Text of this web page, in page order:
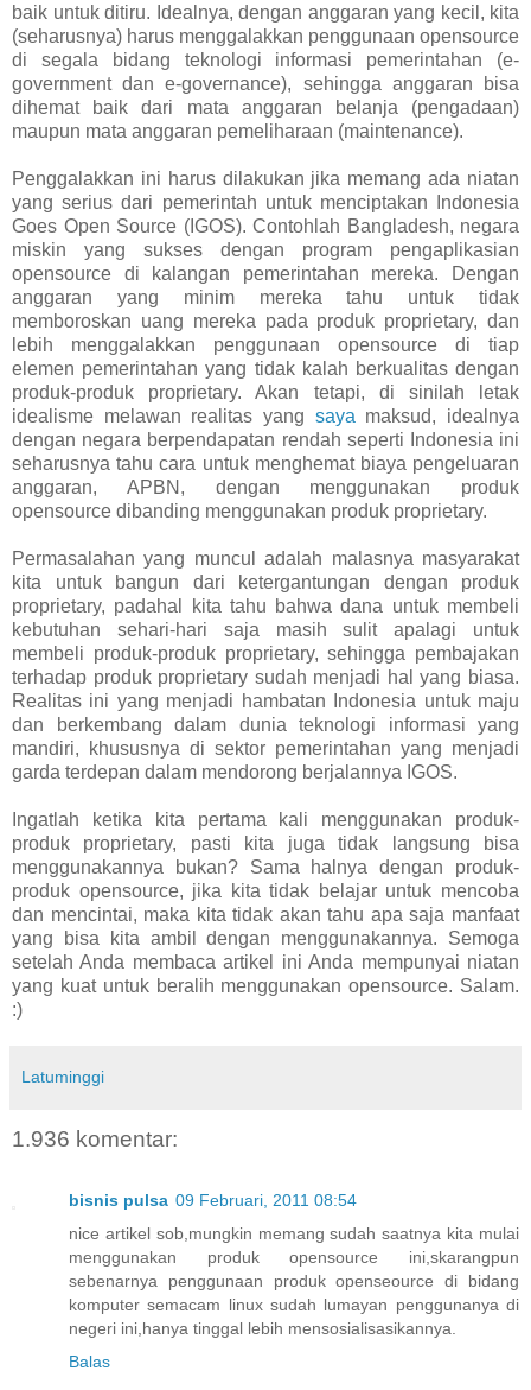
baik untuk ditiru. Idealnya, dengan anggaran yang kecil, kita
(seharusnya) harus menggalakkan penggunaan opensource
di segala bidang teknologi informasi pemerintahan (e-
government dan e-governance), sehingga anggaran bisa
dihemat baik dari mata anggaran belanja (pengadaan)
maupun mata anggaran pemeliharaan (maintenance).
Penggalakkan ini harus dilakukan jika memang ada niatan
yang serius dari pemerintah untuk menciptakan Indonesia
Goes Open Source (IGOS). Contohlah Bangladesh, negara
miskin yang sukses dengan program pengaplikasian
opensource di kalangan pemerintahan mereka. Dengan
anggaran yang minim mereka tahu untuk tidak
memboroskan uang mereka pada produk proprietary, dan
lebih menggalakkan penggunaan opensource di tiap
elemen pemerintahan yang tidak kalah berkualitas dengan
produk-produk proprietary. Akan tetapi, di sinilah letak
idealisme melawan realitas yang saya maksud, idealnya
dengan negara berpendapatan rendah seperti Indonesia ini
seharusnya tahu cara untuk menghemat biaya pengeluaran
anggaran, APBN, dengan menggunakan produk
opensource dibanding menggunakan produk proprietary.
Permasalahan yang muncul adalah malasnya masyarakat
kita untuk bangun dari ketergantungan dengan produk
proprietary, padahal kita tahu bahwa dana untuk membeli
kebutuhan sehari-hari saja masih sulit apalagi untuk
membeli produk-produk proprietary, sehingga pembajakan
terhadap produk proprietary sudah menjadi hal yang biasa.
Realitas ini yang menjadi hambatan Indonesia untuk maju
dan berkembang dalam dunia teknologi informasi yang
mandiri, khususnya di sektor pemerintahan yang menjadi
garda terdepan dalam mendorong berjalannya IGOS.
Ingatlah ketika kita pertama kali menggunakan produk-
produk proprietary, pasti kita juga tidak langsung bisa
menggunakannya bukan? Sama halnya dengan produk-
produk opensource, jika kita tidak belajar untuk mencoba
dan mencintai, maka kita tidak akan tahu apa saja manfaat
yang bisa kita ambil dengan menggunakannya. Semoga
setelah Anda membaca artikel ini Anda mempunyai niatan
yang kuat untuk beralih menggunakan opensource. Salam.
:)
Latuminggi
1.936 komentar:
bisnis pulsa 09 Februari, 2011 08:54
nice artikel sob,mungkin memang sudah saatnya kita mulai
menggunakan produk opensource ini,skarangpun
sebenarnya penggunaan produk openseource di bidang
komputer semacam linux sudah lumayan penggunanya di
negeri ini,hanya tinggal lebih mensosialisasikannya.
Balas